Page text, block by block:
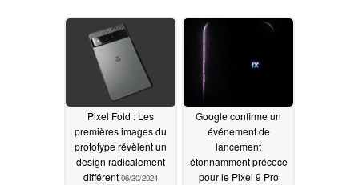
Pixel Fold : Les
premières images du
prototype révèlent un
design radicalement
différent 06/30/2024
Google confirme un
événement de
lancement
étonnamment précoce
pour le Pixel 9 Pro